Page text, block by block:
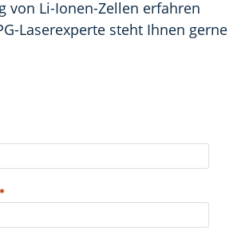
von Li-Ionen-Zellen erfahren
Laserexperte steht Ihnen gerne